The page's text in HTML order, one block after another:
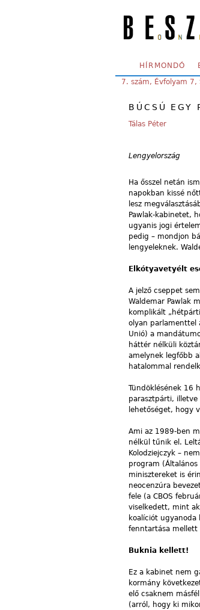
SECONDARY MENU
HÍRMONDÓ
YOU ARE HERE:
7. szám, Évfolyam 7,
BÚCSÚ EGY
Tálas Péter
Lengyelország
Ha ősszel netán
napokban kissé
lesz
Pawlak-kabinetet,
ugyanis jogi
pedig – mondjon
lengyeleknek.
Elkótyavetyélt
A jelző cseppet
Waldemar Pawlak
komplikált
olyan parlamenttel
Unió) a
háttér nélküli
amelynek legfőbb
hatalommal
Tündöklésének 16
parasztpárti,
lehetőséget, hogy
Ami az 1989-ben
nélkül tűnik el.
Kolodziejczyk –
program
minisztereket is
neocenzúra
fele (a CBOS
viselkedett, mint
koalíciót
fenntartása mellett
Buknia kellett!
Ez a kabinet nem
kormány
elő csaknem
(arról, hogy ki